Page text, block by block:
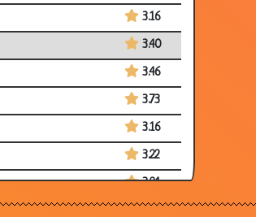
3.16
3.40
3.46
3.73
3.16
3.22
3.24